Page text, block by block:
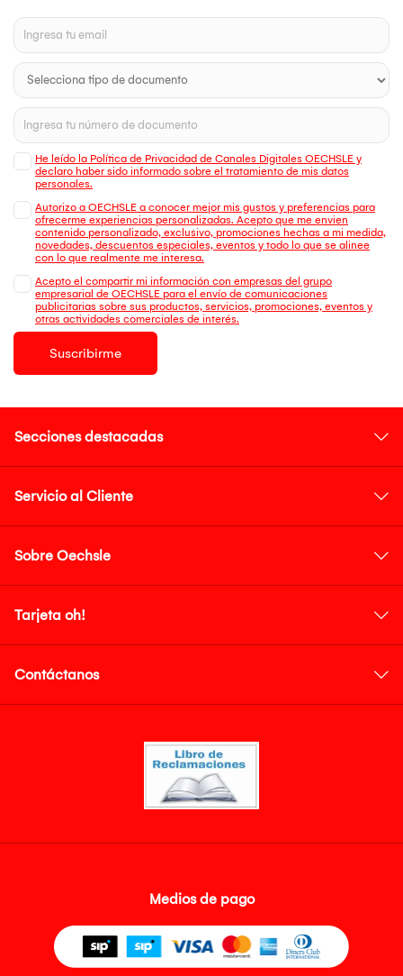
He leído la Política de Privacidad de Canales Digitales OECHSLE y
declaro haber sido informado sobre el tratamiento de mis datos
personales.
Autorizo a OECHSLE a conocer mejor mis gustos y preferencias para
ofrecerme experiencias personalizadas. Acepto que me envien
contenido personalizado, exclusivo, promociones hechas a mi medida,
novedades, descuentos especiales, eventos y todo lo que se alinee
con lo que realmente me interesa.
Acepto el compartir mi información con empresas del grupo
empresarial de OECHSLE para el envío de comunicaciones
publicitarias sobre sus productos, servicios, promociones, eventos y
otras actividades comerciales de interés.
Suscribirme
Secciones destacadas
Servicio al Cliente
Sobre Oechsle
Tarjeta oh!
Contáctanos
Medios de pago